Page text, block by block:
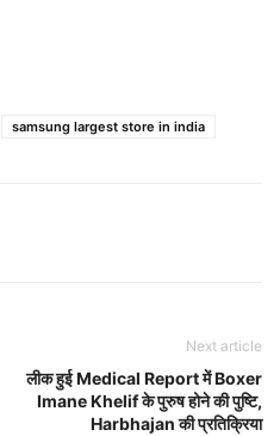
samsung largest store in india
Next article
लीक हुई Medical Report में Boxer
Imane Khelif के पुरुष होने की पुष्टि,
Harbhajan की प्रतिक्रिया